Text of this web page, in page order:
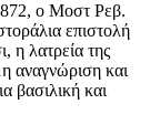
ο Μοστ Ρεβ.
επιστολή
η λατρεία της
αναγνώριση και
βασιλική και